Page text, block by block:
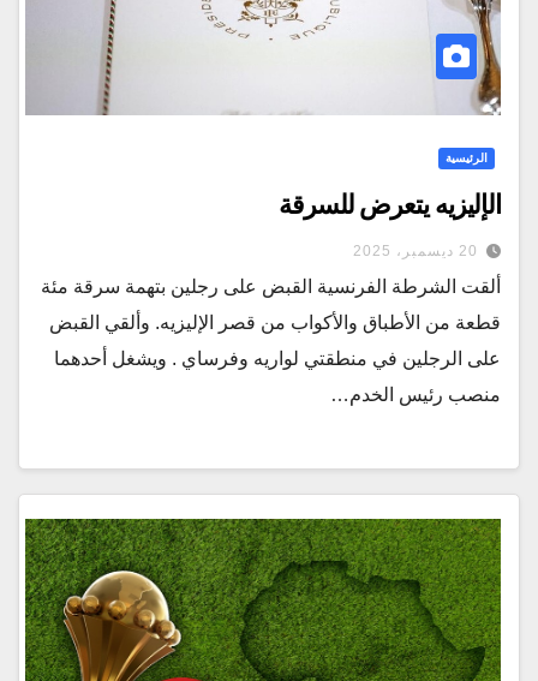
الرئيسية
الإليزيه يتعرض للسرقة
20 ديسمبر، 2025
ألقت الشرطة الفرنسية القبض على رجلين بتهمة سرقة مئة
قطعة من الأطباق والأكواب من قصر الإليزيه. وألقي القبض
على الرجلين في منطقتي لواريه وفرساي . ويشغل أحدهما
منصب رئيس الخدم…